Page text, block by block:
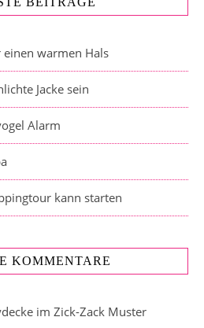
einen warmen Hals
Jacke sein
Alarm
kann starten
KOMMENTARE
im Zick-Zack Muster